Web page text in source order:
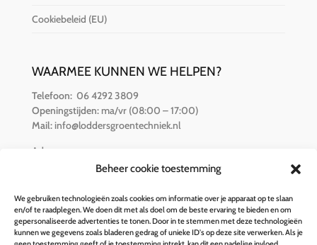
Beheer cookie toestemming
We gebruiken technologieën zoals cookies om informatie over je apparaat op te slaan
en/of te raadplegen. We doen dit met als doel om de beste ervaring te bieden en om
gepersonaliseerde advertenties te tonen. Door in te stemmen met deze technologieën
kunnen we gegevens zoals bladeren gedrag of unieke ID's op deze site verwerken. Als je
Cookiebeleid (EU)
WAARMEE KUNNEN WE HELPEN?
Telefoon: 06 4292 3809
Openingstijden:ma/vr (08:00 – 17:00)
Mail: info@loddersgroentechniek.nl
Adres:
Van der Hamlaan 16
BETALINGSOPTIES